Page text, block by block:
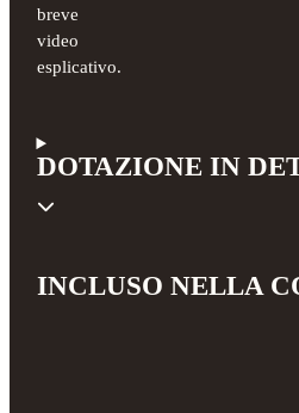
breve
video
esplicativo.
DOTAZIONE IN
INCLUSO NELLA